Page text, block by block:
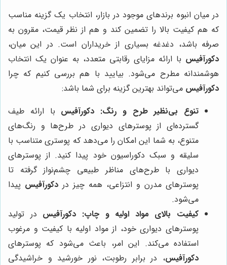
در میان انبوه برندهای موجود در بازار، انتخاب یک گزینه مناسب
که هم کیفیت بالا را تضمین کند و هم از نظر قیمت، مقرون به
صرفه باشد، دغدغه بسیاری از خریداران است. در این میان،
دکورآفیس با ارائه مزایای رقابتی متعدد، به عنوان یک انتخاب
هوشمندانه مطرح می‌شود. بیایید با هم بررسی کنیم که چرا
دکورآفیس می‌تواند بهترین گزینه برای شما باشد:
تنوع بی‌نظیر طرح و رنگ: دکورآفیس با ارائه طیف
گسترده‌ای از پوسترهای دیواری در طرح‌ها و رنگ‌های
متنوع، به شما این امکان را می‌دهد که پوستری متناسب با
سلیقه و سبک دکوراسیون خود پیدا کنید. از پوسترهای
دیواری با طرح‌های مناظر طبیعی چشم‌نواز گرفته تا
پوسترهای مدرن و انتزاعی، همه چیز در دکورآفیس پیدا
می‌شود.
کیفیت بالای مواد اولیه و چاپ: دکورآفیس در تولید
پوسترهای دیواری خود، از مواد اولیه با کیفیت و مرغوب
استفاده می‌کند. این امر، باعث می‌شود که پوسترهای
دکورآفیس، در برابر رطوبت، نور خورشید و خراشیدگی